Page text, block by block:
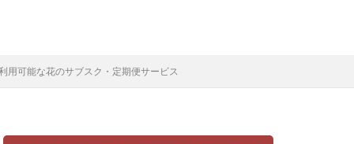
用可能な花のサブスク・定期便サービス